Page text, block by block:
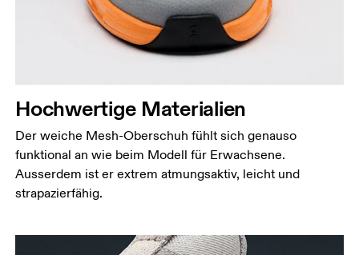
Hochwertige Materialien
Der weiche Mesh-Oberschuh fühlt sich genauso
funktional an wie beim Modell für Erwachsene.
Ausserdem ist er extrem atmungsaktiv, leicht und
strapazierfähig.